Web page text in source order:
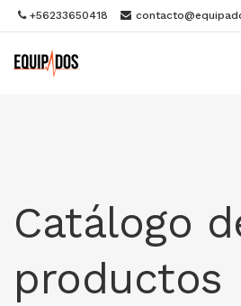
+56233650418
Catálogo
productos